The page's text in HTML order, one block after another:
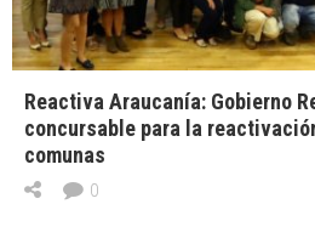
Reactiva Araucanía: Gobierno
concursable para la
comunas
0